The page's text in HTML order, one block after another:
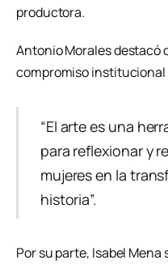
productora.
Antonio Morales destacó
compromiso institucional
“El arte es una
para reflexionar y
mujeres en la
historia”.
Por su parte, Isabel